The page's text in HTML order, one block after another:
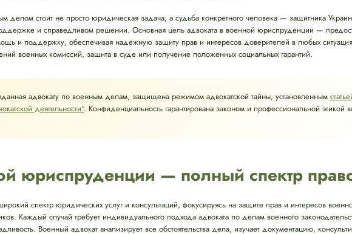
делом стоит не просто юридическая задача, а судьба конкретного человека — защитника
и справедливом решении. Основная цель адвоката в военной юриспруденции —
и поддержку, обеспечивая надежную защиту прав и интересов доверителей в любых
военных комиссий, защита в суде или получение положенных социальных гарантий.
адвокату по военным делам, защищена режимом адвокатской тайны, установленным
деятельности". Конфиденциальность гарантирована законом и профессиональной этикой
юриспруденции — полный спектр
спектр юридических услуг и консультаций, фокусируясь на защите прав и интересов
Каждый случай требует индивидуального подхода адвоката по делам военного
Военный адвокат анализирует все обстоятельства дела, изучает документацию,